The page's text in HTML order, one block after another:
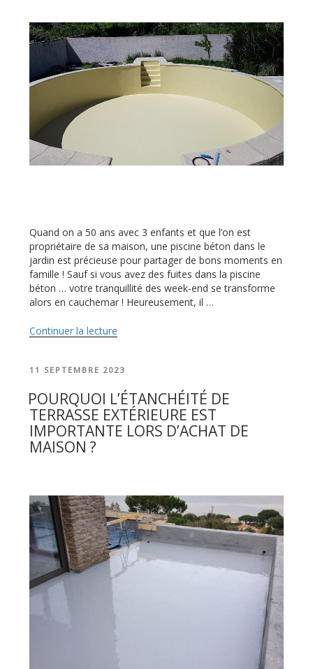
Quand on a 50 ans avec 3 enfants et que l’on est
propriétaire de sa maison, une piscine béton dans le
jardin est précieuse pour partager de bons moments en
famille ! Sauf si vous avez des fuites dans la piscine
béton … votre tranquillité des week-end se transforme
alors en cauchemar ! Heureusement, il …
Continuer la lecture
fuites
de
piscine
en
béton
une
rentrée
sereine
! »
PUBLIÉ
11 SEPTEMBRE 2023
POURQUOI L’ÉTANCHÉITÉ DE
TERRASSE EXTÉRIEURE EST
IMPORTANTE LORS D’ACHAT DE
MAISON ?